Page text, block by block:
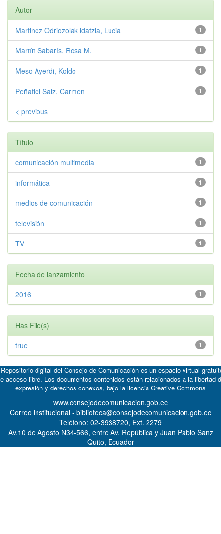
Autor
1
Martinez Odriozolak idatzia, Lucia
1
Martín Sabarís, Rosa M.
1
Meso Ayerdi, Koldo
1
Peñafiel Saiz, Carmen
< previous
Título
1
comunicación multimedia
1
informática
1
medios de comunicación
1
televisión
1
TV
Fecha de lanzamiento
1
2016
Has File(s)
1
true
digital del Consejo de Comunicación es un espacio virtual
acceso libre. Los documentos contenidos están relacionados a la libertad
expresión y derechos conexos, bajo la licencia Creative Commons
www.consejodecomunicacion.gob.ec
Correo institucional - biblioteca@consejodecomunicacion.gob.ec
Teléfono: 02-3938720, Ext. 2279
Av.10 de Agosto N34-566, entre Av. República y Juan Pablo Sanz
Quito, Ecuador